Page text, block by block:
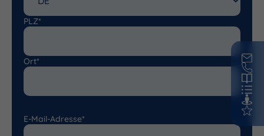
PLZ*
Ort*
E-Mail-Adresse*